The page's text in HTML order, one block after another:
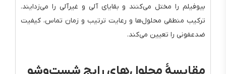
بیوفیلم را مختل می‌کنند و بقایای آلی و غیرآلی را می‌زدایند.
ترکیب منطقی محلول‌ها و رعایت ترتیب و زمان تماس، کیفیت
ضدعفونی را تعیین می‌کند.